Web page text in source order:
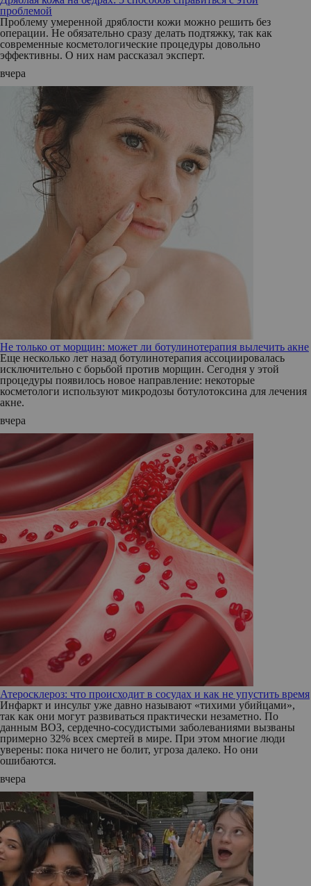
проблемой
Проблему умеренной дряблости кожи можно решить без
операции. Не обязательно сразу делать подтяжку, так как
современные косметологические процедуры довольно
эффективны. О них нам рассказал эксперт.
вчера
Не только от морщин: может ли ботулинотерапия вылечить акне
Еще несколько лет назад ботулинотерапия ассоциировалась
исключительно с борьбой против морщин. Сегодня у этой
процедуры появилось новое направление: некоторые
косметологи используют микродозы ботулотоксина для лечения
акне.
вчера
Атеросклероз: что происходит в сосудах и как не упустить время
Инфаркт и инсульт уже давно называют «тихими убийцами»,
так как они могут развиваться практически незаметно. По
данным ВОЗ, сердечно-сосудистыми заболеваниями вызваны
примерно 32% всех смертей в мире. При этом многие люди
уверены: пока ничего не болит, угроза далеко. Но они
ошибаются.
вчера